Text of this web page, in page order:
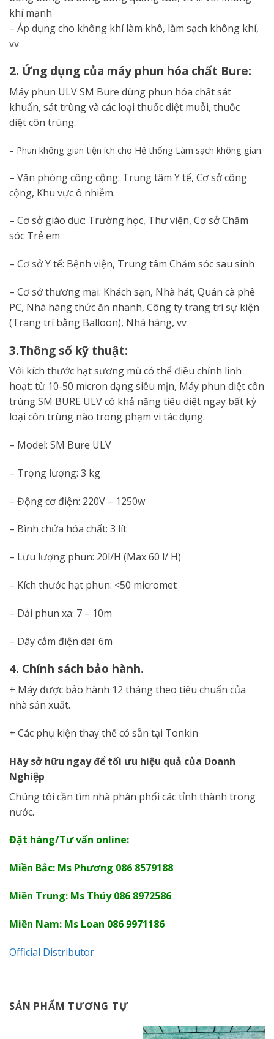
khí mạnh
– Áp dụng cho không khí làm khô, làm sạch không khí,
vv
2. Ứng dụng của máy phun hóa chất Bure:
Máy phun ULV SM Bure dùng phun hóa chất sát
khuẩn, sát trùng và các loại thuốc diệt muỗi, thuốc
diệt côn trùng.
– Phun không gian tiện ích cho Hệ thống Làm sạch không gian.
– Văn phòng công cộng: Trung tâm Y tế, Cơ sở công
cộng, Khu vực ô nhiễm.
– Cơ sở giáo dục: Trường học, Thư viện, Cơ sở Chăm
sóc Trẻ em
– Cơ sở Y tế: Bệnh viện, Trung tâm Chăm sóc sau sinh
– Cơ sở thương mại: Khách sạn, Nhà hát, Quán cà phê
PC, Nhà hàng thức ăn nhanh, Công ty trang trí sự kiện
(Trang trí bằng Balloon), Nhà hàng, vv
3.Thông số kỹ thuật:
Với kích thước hạt sương mù có thể điều chỉnh linh
hoạt: từ 10-50 micron dạng siêu mịn, Máy phun diệt côn
trùng SM BURE ULV có khả năng tiêu diệt ngay bất kỳ
loại côn trùng nào trong phạm vi tác dụng.
– Model: SM Bure ULV
– Trọng lượng: 3 kg
– Động cơ điện: 220V – 1250w
– Bình chứa hóa chất: 3 lít
– Lưu lượng phun: 20l/H (Max 60 l/ H)
– Kích thước hạt phun: <50 micromet
– Dải phun xa: 7 – 10m
– Dây cắm điện dài: 6m
4. Chính sách bảo hành.
+ Máy được bảo hành 12 tháng theo tiêu chuẩn của
nhà sản xuất.
+ Các phụ kiện thay thế có sẵn tại Tonkin
Hãy sở hữu ngay để tối ưu hiệu quả của Doanh
Nghiệp
Chúng tôi cần tìm nhà phân phối các tỉnh thành trong
nước.
Đặt hàng/Tư vấn online:
Miền Bắc: Ms Phương 086 8579188
Miền Trung: Ms Thúy 086 8972586
Miền Nam: Ms Loan 086 9971186
Official Distributor
SẢN PHẨM TƯƠNG TỰ